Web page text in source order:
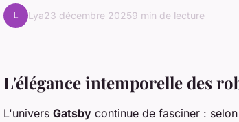
L Lya23 décembre 20259 min de lecture
L'élégance intemporelle des
L'univers Gatsby continue de fasciner :